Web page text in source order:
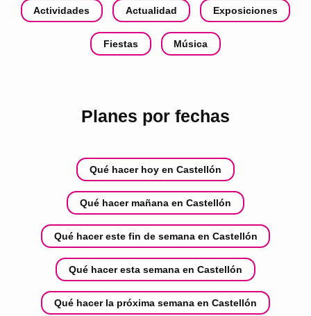
Actividades Actualidad Exposiciones
Fiestas Música
Planes por fechas
Qué hacer hoy en Castellón
Qué hacer mañana en Castellón
Qué hacer este fin de semana en Castellón
Qué hacer esta semana en Castellón
Qué hacer la próxima semana en Castellón